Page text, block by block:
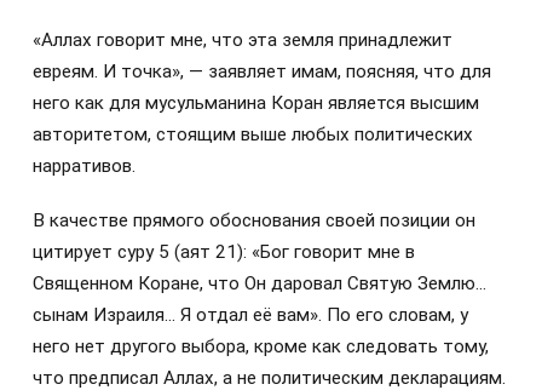
«Аллах говорит мне, что эта земля принадлежит
евреям. И точка», — заявляет имам, поясняя, что для
него как для мусульманина Коран является высшим
авторитетом, стоящим выше любых политических
нарративов.
В качестве прямого обоснования своей позиции он
цитирует суру 5 (аят 21): «Бог говорит мне в
Священном Коране, что Он даровал Святую Землю…
сынам Израиля… Я отдал её вам». По его словам, у
него нет другого выбора, кроме как следовать тому,
что предписал Аллах, а не политическим декларациям.